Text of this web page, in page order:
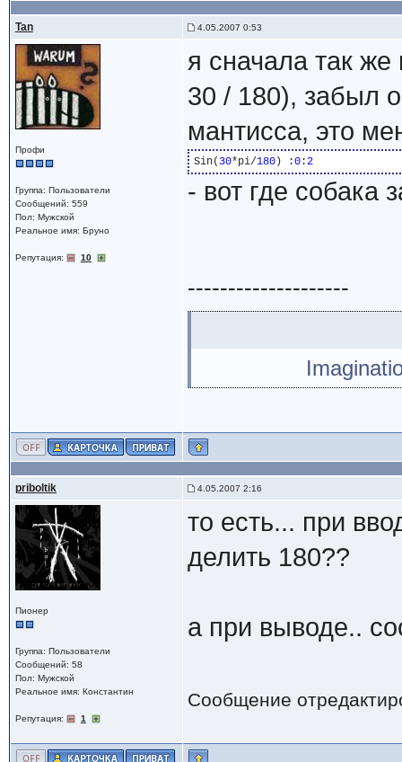
Tan 4.05.2007 0:53
Профи
Группа: Пользователи
Сообщений: 559
Пол: Мужской
Реальное имя: Бруно
Репутация: 10
я сначала так
30 / 180), забыл
мантисса, это
Sin( 30*pi/180) :0:2
- вот где собака
--------------------
priboltik 4.05.2007 2:16
Пионер
Группа: Пользователи
Сообщений: 58
Пол: Мужской
Реальное имя: Константин
Репутация: 1
то есть... при
делить 180??
а при выводе..
Сообщение